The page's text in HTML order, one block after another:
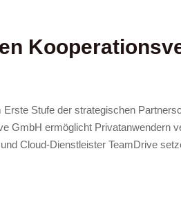
Stufe der strategischen
GmbH ermöglicht Privatanwendern
Cloud-Dienstleister TeamDrive